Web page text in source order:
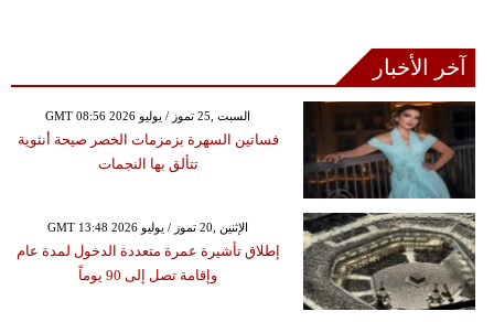
آخر الأخبار
GMT 08:56 2026 السبت ,25 تموز / يوليو
فساتين السهرة بزمزمات الخصر صيحة أنثوية
تتألق بها النجمات
GMT 13:48 2026 الإثنين ,20 تموز / يوليو
إطلاق تأشيرة عمرة متعددة الدخول لمدة عام
وإقامة تصل إلى 90 يوماً